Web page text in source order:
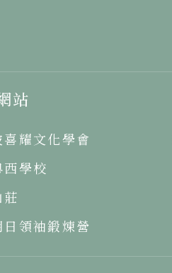
站
耀文化學會
學校
領袖鍛煉營